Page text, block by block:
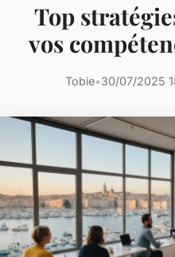
Top
vos
Tobie•30/07/2025